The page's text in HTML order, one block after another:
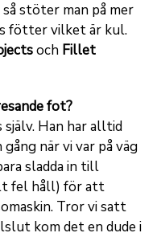
stöter man på mer
fötter vilket är kul.
och Fillet
fot?
Han har alltid
när vi var på väg
sladda in till
fel håll) för att
Tror vi satt
kom det en dude i